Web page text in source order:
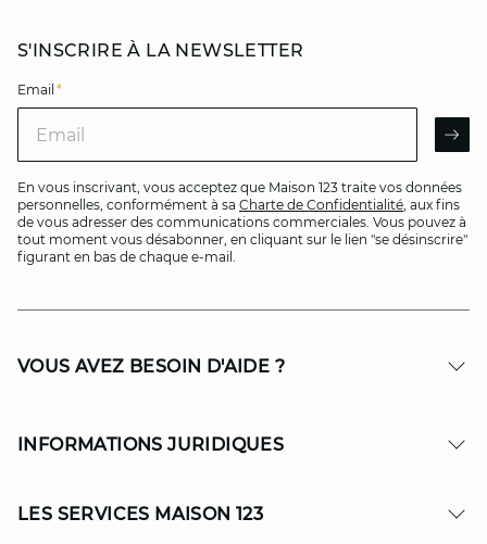
S'INSCRIRE À LA NEWSLETTER
Email *
En vous inscrivant, vous acceptez que Maison 123 traite vos données
personnelles, conformément à sa Charte de Confidentialité, aux fins
de vous adresser des communications commerciales. Vous pouvez à
tout moment vous désabonner, en cliquant sur le lien "se désinscrire"
figurant en bas de chaque e-mail.
VOUS AVEZ BESOIN D'AIDE ?
INFORMATIONS JURIDIQUES
LES SERVICES MAISON 123